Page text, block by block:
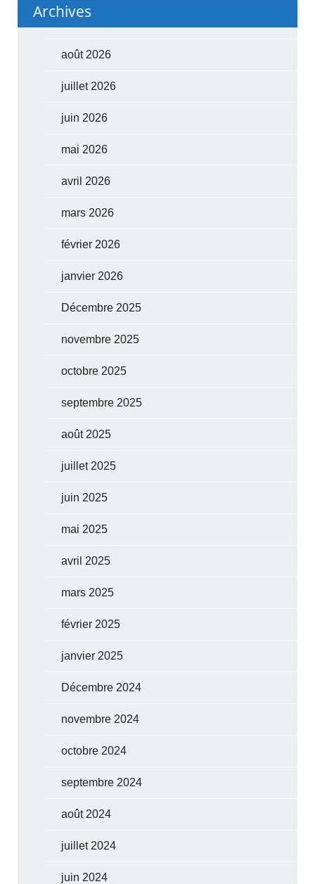
Archives
août 2026
juillet 2026
juin 2026
mai 2026
avril 2026
mars 2026
février 2026
janvier 2026
Décembre 2025
novembre 2025
octobre 2025
septembre 2025
août 2025
juillet 2025
juin 2025
mai 2025
avril 2025
mars 2025
février 2025
janvier 2025
Décembre 2024
novembre 2024
octobre 2024
septembre 2024
août 2024
juillet 2024
juin 2024